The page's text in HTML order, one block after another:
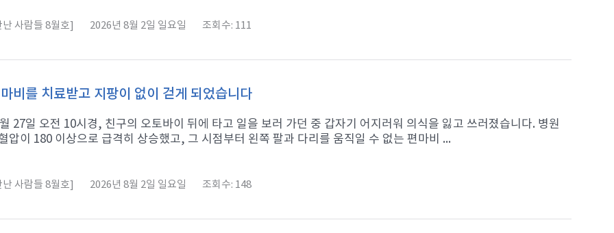
사람들 8월호] 2026년 8월 2일 일요일 조회수: 111
비를 치료받고 지팡이 없이 걷게 되었습니다
27일 오전 10시경, 친구의 오토바이 뒤에 타고 일을 보러 가던 중 갑자기 어지러워 의식을 잃고 쓰러졌습니다. 병원
압이 180 이상으로 급격히 상승했고, 그 시점부터 왼쪽 팔과 다리를 움직일 수 없는 편마비 ...
사람들 8월호] 2026년 8월 2일 일요일 조회수: 148